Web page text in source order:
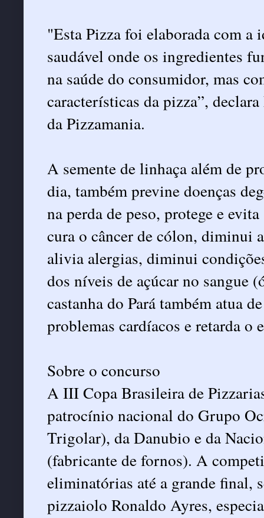
"Esta Pizza foi elaborada com a
saudável onde os ingredientes
na saúde do consumidor, mas
características da pizza”,
da Pizzamania.
A semente de linhaça além de
dia, também previne doenças
na perda de peso, protege e
cura o câncer de cólon, diminui
alivia alergias, diminui
dos níveis de açúcar no sangue
castanha do Pará também atua
problemas cardíacos e retarda o
Sobre o concurso
A III Copa Brasileira de
patrocínio nacional do Grupo
Trigolar), da Danubio e da
(fabricante de fornos). A
eliminatórias até a grande final,
pizzaiolo Ronaldo Ayres,